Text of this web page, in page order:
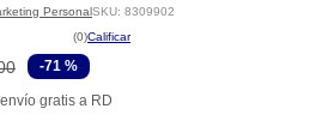
PersonalSKU: 8309902
☆
(0)
-71 %
gratis a RD